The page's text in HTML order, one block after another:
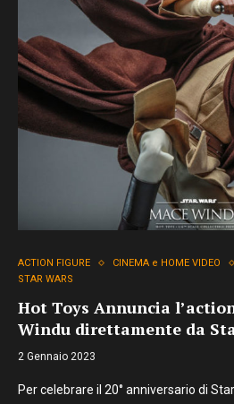
ACTION FIGURE CINEMA e HOME VIDEO
STAR WARS
Hot Toys Annuncia
Windu direttamente da
2 Gennaio 2023
Per celebrare il 20° anniversario di